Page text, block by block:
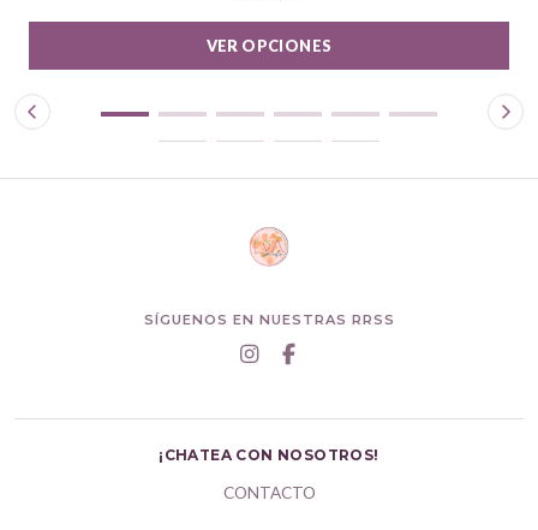
VER OPCIONES
SÍGUENOS EN NUESTRAS RRSS
¡CHATEA CON NOSOTROS!
CONTACTO